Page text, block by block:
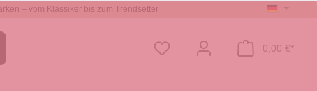
– vom Klassiker bis zum Trendsetter
0,00 €*